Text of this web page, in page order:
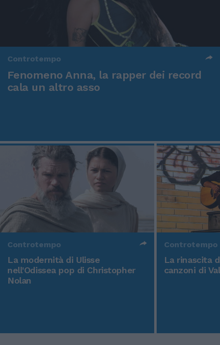
Controtempo
Fenomeno Anna, la rapper dei record
cala un altro asso
Controtempo
La modernità di Ulisse
nell'Odissea pop di Christopher
Nolan
Controtempo
La rinascita
canzoni di